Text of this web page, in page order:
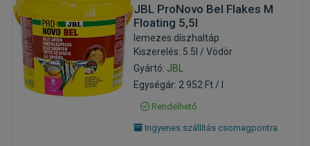
JBL ProNovo Bel Flakes M
Floating 5,5l
lemezes díszhaltáp
Kiszerelés: 5.5l / Vödör
Gyártó: JBL
Egységár: 2 952 Ft / l
Rendelhető
Ingyenes szállítás csomagpontra